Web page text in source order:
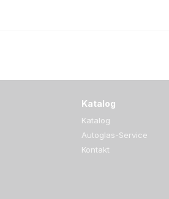
Katalog
Katalog
Autoglas-Service
Kontakt